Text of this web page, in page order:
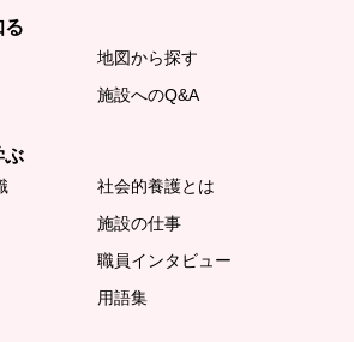
る
地図から探す
施設へのQ&A
ぶ
社会的養護とは
施設の仕事
職員インタビュー
用語集